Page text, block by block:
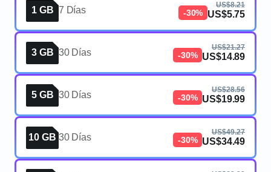
1 GB 7 Días -30%
US$8.21
US$5.75
3 GB 30 Días -30%
US$21.27
US$14.89
5 GB 30 Días -30%
US$28.56
US$19.99
10 GB 30 Días -30%
US$49.27
US$34.49